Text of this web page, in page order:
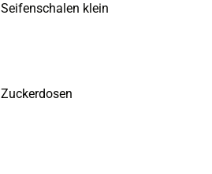
Seifenschalen klein
Zuckerdosen